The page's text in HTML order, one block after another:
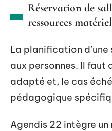
Réservation de
ressources
La planification d’une
aux personnes. Il faut
adapté et, le cas
pédagogique
Agendis 22 intègre